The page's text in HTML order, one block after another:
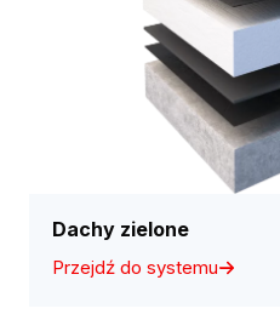
Dachy zielone
Przejdź do systemu